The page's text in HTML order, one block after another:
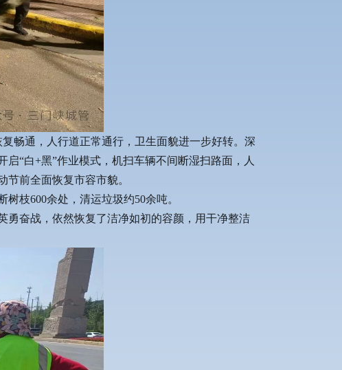
畅通，人行道正常通行，卫生面貌进一步好转。深
“白+黑”作业模式，机扫车辆不间断湿扫路面，人
前全面恢复市容市貌。
枝600余处，清运垃圾约50余吨。
勇奋战，依然恢复了洁净如初的容颜，用干净整洁